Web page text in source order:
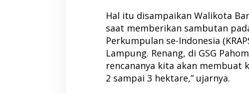
Hal itu disampaikan Walikota
saat memberikan sambutan
Perkumpulan se-Indonesia
Lampung. Renang, di GSG
rencananya kita akan membuat
2 sampai 3 hektare,” ujarnya.